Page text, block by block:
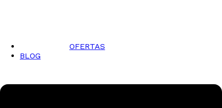
OFERTAS
BLOG